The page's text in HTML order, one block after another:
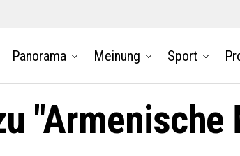
Panorama Meinung Sport
"Armenische